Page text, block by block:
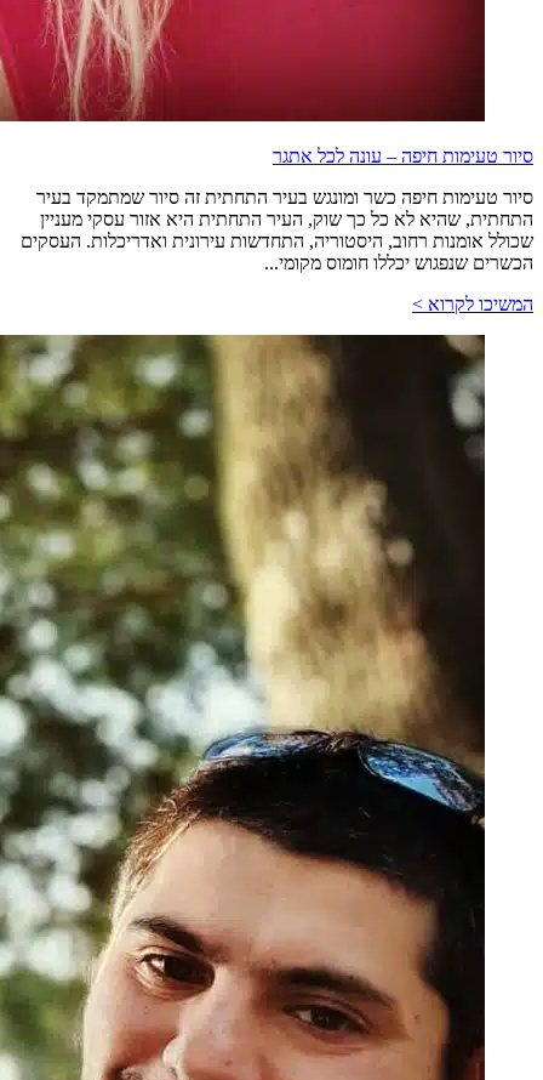
סיור טעימות חיפה – עונה לכל אתגר
סיור טעימות חיפה כשר ומונגש בעיר התחתית זה סיור שמתמקד בעיר
התחתית, שהיא לא כל כך שוק, העיר התחתית היא אזור עסקי מעניין
שכולל אומנות רחוב, היסטוריה, התחדשות עירונית ואדריכלות. העסקים
הכשרים שנפגוש יכללו חומוס מקומי...
המשיכו לקרוא >